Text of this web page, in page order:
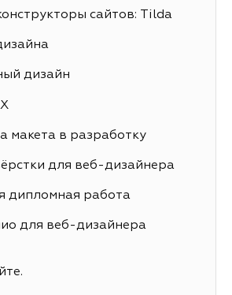
сайтов: Tilda
дизайн
макета в разработку
для веб-дизайнера
дипломная работа
для веб-дизайнера